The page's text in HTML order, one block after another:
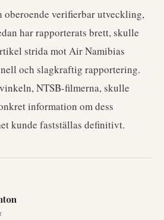
oberoende verifierbar utveckling,
har rapporterats brett, skulle
strida mot Air Namibias
och slagkraftig rapportering.
NTSB-filmerna, skulle
information om dess
kunde fastställas definitivt.